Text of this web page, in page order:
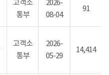
고객소
통부
2026-
08-04
91
고객소
통부
2026-
05-29
14,414